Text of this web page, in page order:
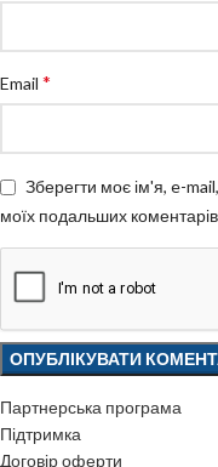
Email *
Зберегти моє ім'я, e-
моїх подальших
Партнерська програма
Підтримка
Договір оферти